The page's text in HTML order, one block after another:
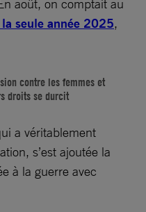
août, on comptait au
seule année 2025,
contre les femmes et
droits se durcit
a véritablement
s’est ajoutée la
à la guerre avec